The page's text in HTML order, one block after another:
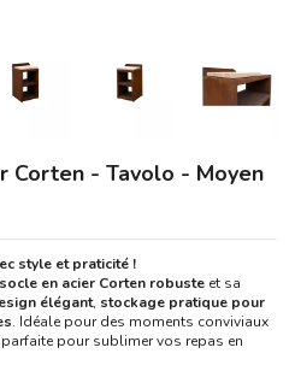
Corten - Tavolo - Moyen
style et praticité !
socle en acier Corten robuste et sa
élégant, stockage pratique pour
. Idéale pour des moments conviviaux
pour sublimer vos repas en